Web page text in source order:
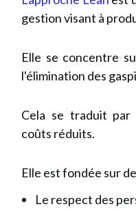
gestion visant à
Elle se concentre
l'élimination des
Cela se traduit
coûts réduits.
Elle est fondée sur
Le respect des